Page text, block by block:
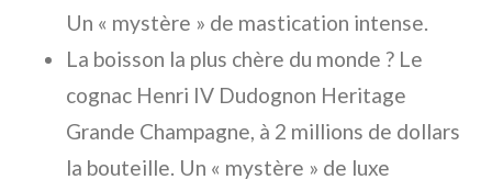
Un « mystère » de mastication intense.
La boisson la plus chère du monde ? Le
cognac Henri IV Dudognon Heritage
Grande Champagne, à 2 millions de dollars
la bouteille. Un « mystère » de luxe